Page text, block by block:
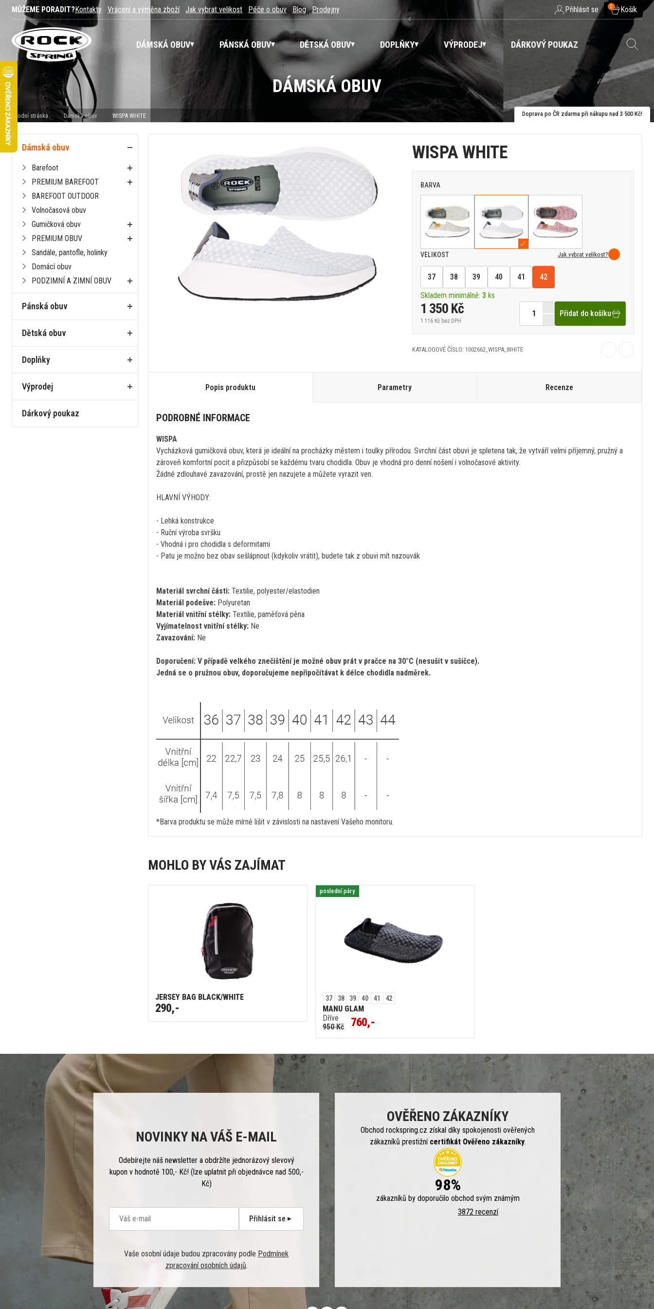
MŮŽEME PORADIT?Kontakty Vrácení a výměna zboží Jak vybrat velikost Péče o obuv Blog Prodejny Přihlásit se 0 Košík
DÁMSKÁ OBUV PÁNSKÁ OBUV DĚTSKÁ OBUV DOPLŇKY VÝPRODEJ DÁRKOVÝ POUKAZ
DÁMSKÁ OBUV
Úvodní stránka Dámská obuv WISPA WHITE Doprava po ČR zdarma při nákupu nad 3 500 Kč!
WISPA WHITE
BARVA
VELIKOST Jak vybrat velikost?
37 38 39 40 41
42
Skladem minimálně: 3 ks
1 350 Kč
1 116 Kč bez DPH
Přidat do košíku
KATALOGOVÉ ČÍSLO: 1002662_WISPA_WHITE
Popis produktu Parametry Recenze
PODROBNÉ INFORMACE
WISPA
Vycházková gumičková obuv, která je ideální na procházky městem i toulky přírodou. Svrchní část obuvi je spletena tak, že vytváří velmi příjemný, pružný a
zároveň komfortní pocit a přizpůsobí se každému tvaru chodidla. Obuv je vhodná pro denní nošení i volnočasové aktivity.
Žádné zdlouhavé zavazování, prostě jen nazujete a můžete vyrazit ven.
HLAVNÍ VÝHODY:
- Lehká konstrukce
- Ruční výroba svršku
- Vhodná i pro chodidla s deformitami
- Patu je možno bez obav sešlápnout (kdykoliv vrátit), budete tak z obuvi mít nazouvák
Materiál svrchní části: Textilie, polyester/elastodien
Materiál podešve: Polyuretan
Materiál vnitřní stélky: Textilie, paměťová pěna
Vyjímatelnost vnitřní stélky: Ne
Zavazování: Ne
Doporučení: V případě velkého znečištění je možné obuv prát v pračce na 30°C (nesušit v sušičce).
Jedná se o pružnou obuv, doporučujeme nepřipočítávat k délce chodidla nadměrek.
*Barva produktu se může mírně lišit v závislosti na nastavení Vašeho monitoru.
MOHLO BY VÁS ZAJÍMAT
JERSEY BAG BLACK/WHITE
290,-
poslední páry
37 38 39 40 41 42
MANU GLAM
Dříve
950 Kč
760,-
Dámská obuv
Barefoot
PREMIUM BAREFOOT
BAREFOOT OUTDOOR
Volnočasová obuv
Gumičková obuv
PREMIUM OBUV
Sandále, pantofle, holinky
Domácí obuv
PODZIMNÍ A ZIMNÍ OBUV
Pánská obuv
Dětská obuv
Doplňky
Výprodej
Dárkový poukaz
NOVINKY NA VÁŠ E-MAIL
Odebírejte náš newsletter a obdržíte jednorázový slevový
kupon v hodnotě 100,- Kč! (lze uplatnit při objednávce nad 500,-
Kč)
Přihlásit se
Vaše osobní údaje budou zpracovány podle Podmínek
zpracování osobních údajů.
OVĚŘENO ZÁKAZNÍKY
Obchod rockspring.cz získal díky spokojenosti ověřených
zákazníků prestižní certifikát Ověřeno zákazníky.
98%
zákazníků by doporučilo obchod svým známým
3872 recenzí